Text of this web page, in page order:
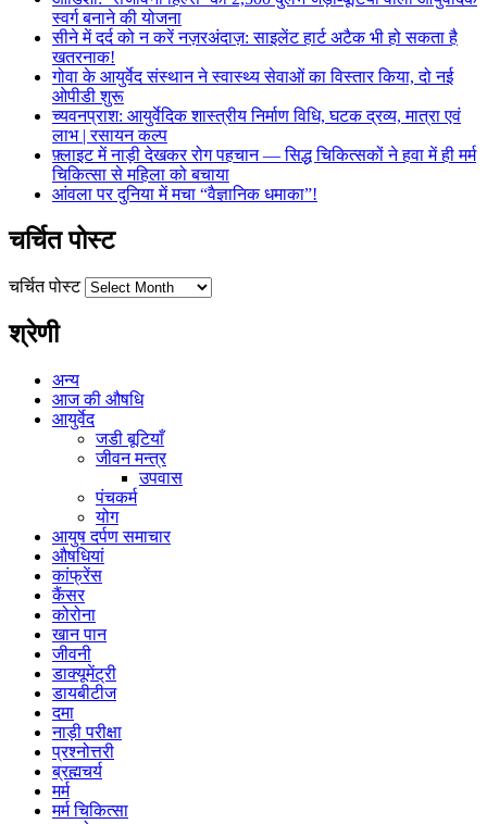
स्वर्ग बनाने की योजना
सीने में दर्द को न करें नज़रअंदाज़: साइलेंट हार्ट अटैक भी हो सकता है
खतरनाक!
गोवा के आयुर्वेद संस्थान ने स्वास्थ्य सेवाओं का विस्तार किया, दो नई
ओपीडी शुरू
च्यवनप्राश: आयुर्वेदिक शास्त्रीय निर्माण विधि, घटक द्रव्य, मात्रा एवं
लाभ | रसायन कल्प
फ़्लाइट में नाड़ी देखकर रोग पहचान — सिद्ध चिकित्सकों ने हवा में ही मर्म
चिकित्सा से महिला को बचाया
आंवला पर दुनिया में मचा “वैज्ञानिक धमाका”!
चर्चित पोस्ट
चर्चित पोस्ट
श्रेणी
अन्य
आज की औषधि
आयुर्वेद
जडी बूटियाँ
जीवन मन्त्र
उपवास
पंचकर्म
योग
आयुष दर्पण समाचार
औषधियां
कांफ्रेंस
कैंसर
कोरोना
खान पान
जीवनी
डाक्यूमेंट्री
डायबीटीज
दमा
नाड़ी परीक्षा
प्रश्नोत्तरी
ब्रह्मचर्य
मर्म
मर्म चिकित्सा